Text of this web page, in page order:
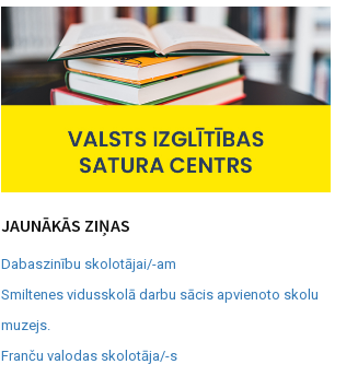
JAUNĀKĀS ZIŅAS
Dabaszinību skolotājai/-am
Smiltenes vidusskolā darbu sācis apvienoto skolu
muzejs.
Franču valodas skolotāja/-s